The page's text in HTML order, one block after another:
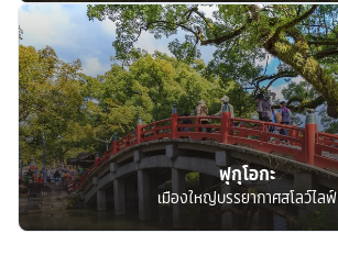
ฟุกุโอกะ
เมืองใหญ่บรรยากาศสโลว์ไลฟ์